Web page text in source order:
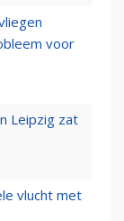
voor
Leipzig zat
vlucht met